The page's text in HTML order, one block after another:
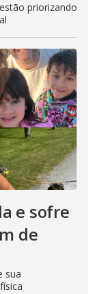
priorizando
e sofre
de
sua